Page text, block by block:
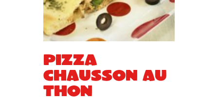
Pizza
chausson au
thon